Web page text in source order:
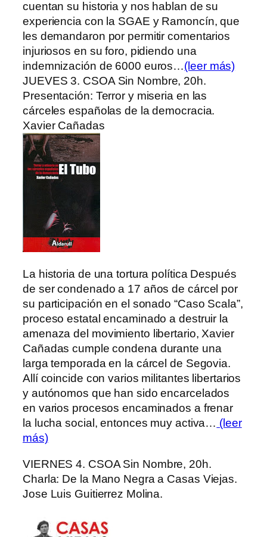
cuentan su historia y nos hablan de su
experiencia con la SGAE y Ramoncín, que
les demandaron por permitir comentarios
injuriosos en su foro, pidiendo una
indemnización de 6000 euros…(leer más)
JUEVES 3. CSOA Sin Nombre, 20h.
Presentación: Terror y miseria en las
cárceles españolas de la democracia.
Xavier Cañadas
La historia de una tortura política Después
de ser condenado a 17 años de cárcel por
su participación en el sonado “Caso Scala”,
proceso estatal encaminado a destruir la
amenaza del movimiento libertario, Xavier
Cañadas cumple condena durante una
larga temporada en la cárcel de Segovia.
Allí coincide con varios militantes libertarios
y autónomos que han sido encarcelados
en varios procesos encaminados a frenar
la lucha social, entonces muy activa… (leer
más)
VIERNES 4. CSOA Sin Nombre, 20h.
Charla: De la Mano Negra a Casas Viejas.
Jose Luis Guitierrez Molina.